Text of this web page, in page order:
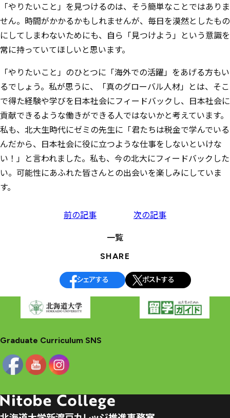
「やりたいこと」を見つけるのは、そう簡単なことではありま
せん。時間がかかるかもしれませんが、毎日を漠然としたもの
にしてしまわないためにも、自ら「見つけよう」という意識を
常に持っていてほしいと思います。
「やりたいこと」のひとつに「海外での活躍」をあげる方もい
るでしょう。私が思うに、「真のグローバル人材」とは、そこ
で得た経験や学びを日本社会にフィードバックし、日本社会に
貢献できるような働きができる人ではないかと考えています。
私も、北大生時代にゼミの先生に「君たちは税金で学んでいる
んだから、日本社会に役に立つような仕事をしないといけな
い！」と言われました。私も、今の北大にフィードバックした
い。可能性にあふれた皆さんとの出会いを楽しみにしていま
す。
前の記事
一覧
次の記事
SHARE
シェアする ポストする
Graduate Curriculum SNS